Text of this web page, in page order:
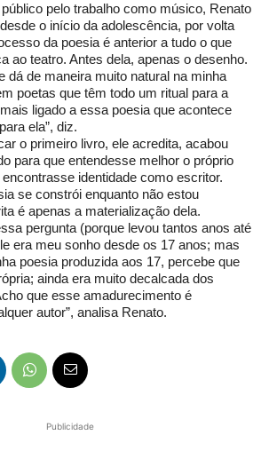
pelo trabalho como músico, Renato
o início da adolescência, por volta
da poesia é anterior a tudo o que
ao teatro. Antes dela, apenas o desenho.
dá de maneira muito natural na minha
poetas que têm todo um ritual para a
ligado a essa poesia que acontece
ela”, diz.
o primeiro livro, ele acredita, acabou
para que entendesse melhor o próprio
identidade como escritor.
se constrói enquanto não estou
é apenas a materialização dela.
pergunta (porque levou tantos anos até
era meu sonho desde os 17 anos; mas
poesia produzida aos 17, percebe que
ainda era muito decalcada dos
que esse amadurecimento é
autor”, analisa Renato.
Publicidade